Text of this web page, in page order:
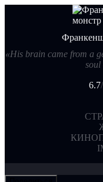
«His brain came from a
soul
6.7